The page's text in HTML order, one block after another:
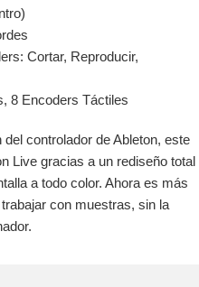
Cortar, Reproducir,
8 Encoders Táctiles
controlador de Ableton, este
Live gracias a un rediseño total
a todo color. Ahora es más
con muestras, sin la